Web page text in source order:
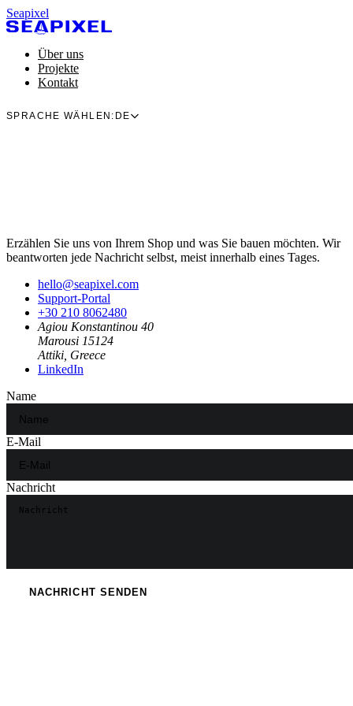
Seapixel
Über uns
Projekte
Kontakt
SPRACHE WÄHLEN: DE
Erzählen Sie uns von Ihrem Shop und was Sie bauen möchten. Wir
beantworten jede Nachricht selbst, meist innerhalb eines Tages.
hello@seapixel.com
Support-Portal
+30 210 8062480
Agiou Konstantinou 40
Marousi 15124
Attiki, Greece
LinkedIn
Name
E-Mail
Nachricht
NACHRICHT SENDEN